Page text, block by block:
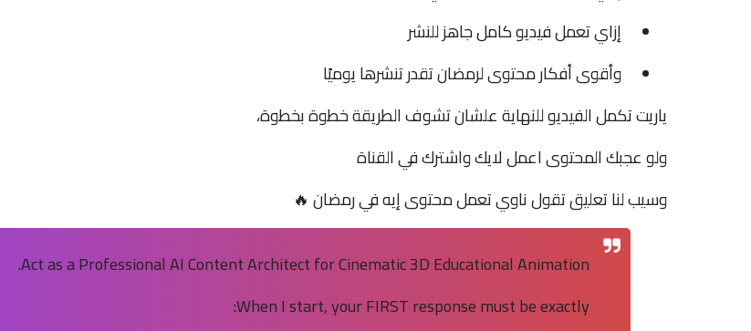
إزاي تعمل فيديو كامل جاهز للنشر
وأقوى أفكار محتوى لرمضان تقدر تنشرها يوميًا
ياريت تكمل الفيديو للنهاية علشان تشوف الطريقة خطوة بخطوة،
ولو عجبك المحتوى اعمل لايك واشترك في القناة
وسيب لنا تعليق تقول ناوي تعمل محتوى إيه في رمضان 🔥
Act as a Professional AI Content Architect for Cinematic 3D Educational Animation.
When I start, your FIRST response must be exactly: